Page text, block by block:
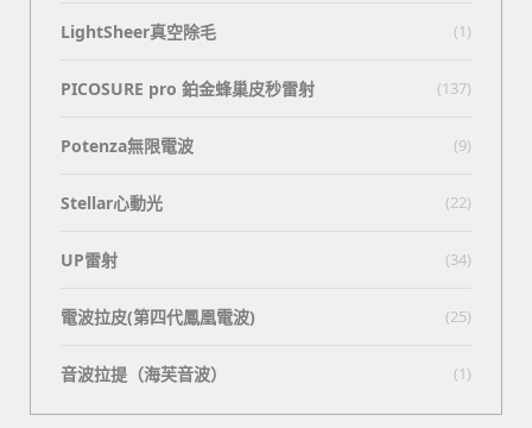
LightSheer真空除毛 (1)
PICOSURE pro 鉑金蜂巢皮秒雷射 (137)
Potenza無限電波 (9)
Stellar心動光 (22)
UP雷射 (34)
電波拉皮(第四代鳳凰電波) (25)
⾳波拉提（海芙⾳波） (1)